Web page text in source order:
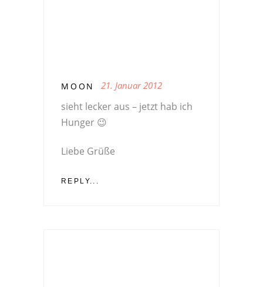
MOON 21. Januar 2012
sieht lecker aus – jetzt hab ich
Hunger 😉
Liebe Grüße
REPLY...